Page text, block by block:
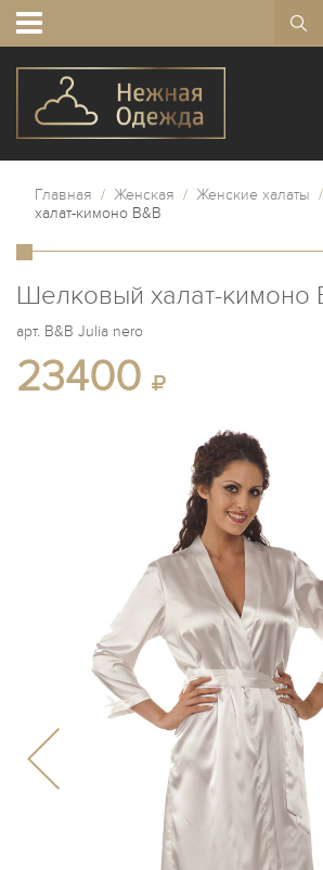
Главная / Женская / Женские халаты /
халат-кимоно B&B
Шелковый халат-кимоно
арт. B&B Julia nero
23400